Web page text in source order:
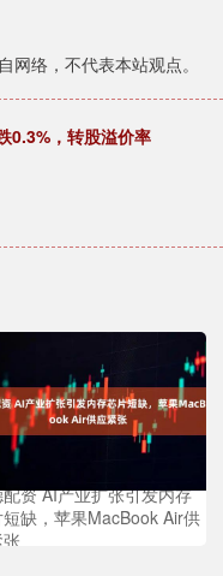
网络，不代表本站观点。
0.3%，转股溢价率
资 AI产业扩张引发内存
缺，苹果MacBook Air供